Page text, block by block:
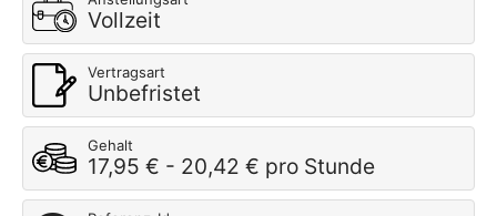
Vollzeit
Vertragsart
Unbefristet
Gehalt
17,95 € - 20,42 € pro Stunde